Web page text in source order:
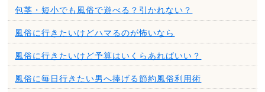
包茎・短小でも風俗で遊べる？引かれない？
風俗に行きたいけどハマるのが怖いなら
風俗に行きたいけど予算はいくらあればいい？
風俗に毎日行きたい男へ捧げる節約風俗利用術